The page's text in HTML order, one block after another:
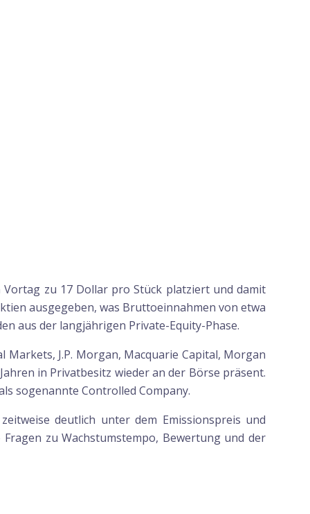
Vortag zu 17 Dollar pro Stück platziert und damit
ausgegeben, was Bruttoeinnahmen von etwa
aus der langjährigen Private-Equity-Phase.
J.P. Morgan, Macquarie Capital, Morgan
in Privatbesitz wieder an der Börse präsent.
sogenannte Controlled Company.
deutlich unter dem Emissionspreis und
zu Wachstumstempo, Bewertung und der